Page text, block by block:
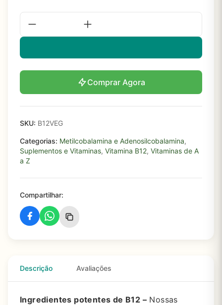
Comprar Agora
SKU: B12VEG
Categorias: Metilcobalamina e Adenosilcobalamina,
Suplementos e Vitaminas, Vitamina B12, Vitaminas de A
a Z
Compartilhar:
Descrição Avaliações
Ingredientes potentes de B12 – Nossas